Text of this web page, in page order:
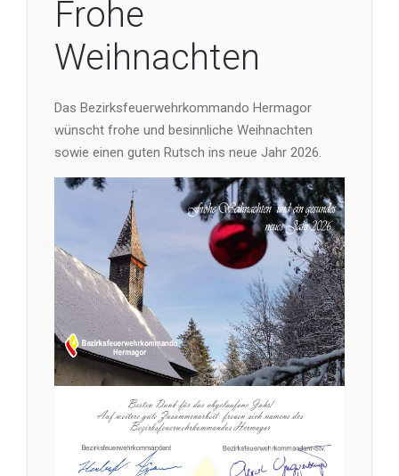
Frohe
Weihnachten
Das Bezirksfeuerwehrkommando Hermagor
wünscht frohe und besinnliche Weihnachten
sowie einen guten Rutsch ins neue Jahr 2026.